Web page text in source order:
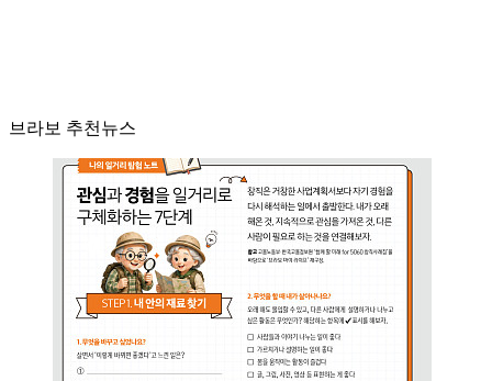
브라보 추천뉴스